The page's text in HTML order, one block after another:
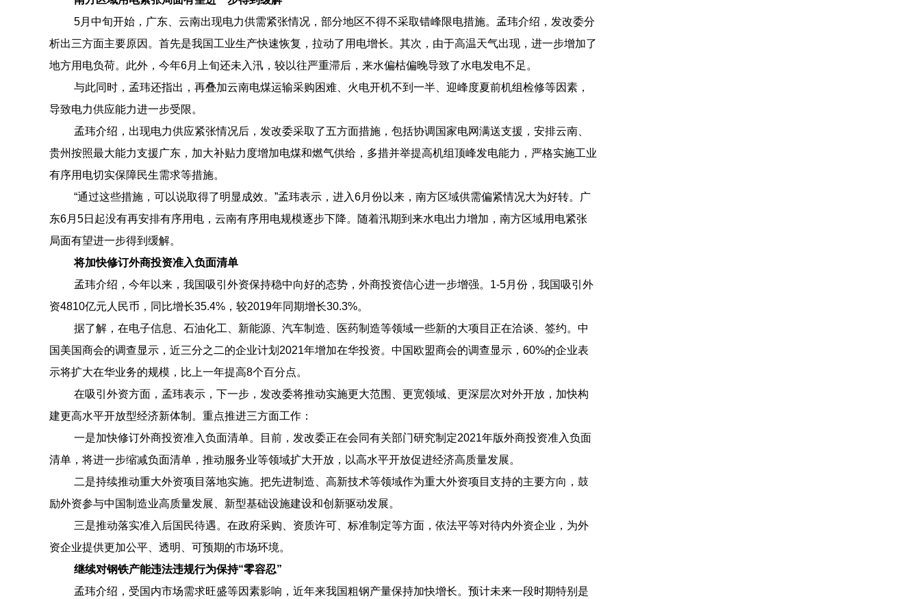
5月中旬开始，广东、云南出现电力供需紧张情况，部分地区不得不采取错峰限电措施。孟玮介绍，发改委分
析出三方面主要原因。首先是我国工业生产快速恢复，拉动了用电增长。其次，由于高温天气出现，进一步增加了
地方用电负荷。此外，今年6月上旬还未入汛，较以往严重滞后，来水偏枯偏晚导致了水电发电不足。
与此同时，孟玮还指出，再叠加云南电煤运输采购困难、火电开机不到一半、迎峰度夏前机组检修等因素，
导致电力供应能力进一步受限。
孟玮介绍，出现电力供应紧张情况后，发改委采取了五方面措施，包括协调国家电网满送支援，安排云南、
贵州按照最大能力支援广东，加大补贴力度增加电煤和燃气供给，多措并举提高机组顶峰发电能力，严格实施工业
有序用电切实保障民生需求等措施。
“通过这些措施，可以说取得了明显成效。”孟玮表示，进入6月份以来，南方区域供需偏紧情况大为好转。广
东6月5日起没有再安排有序用电，云南有序用电规模逐步下降。随着汛期到来水电出力增加，南方区域用电紧张
局面有望进一步得到缓解。
将加快修订外商投资准入负面清单
孟玮介绍，今年以来，我国吸引外资保持稳中向好的态势，外商投资信心进一步增强。1-5月份，我国吸引外
资4810亿元人民币，同比增长35.4%，较2019年同期增长30.3%。
据了解，在电子信息、石油化工、新能源、汽车制造、医药制造等领域一些新的大项目正在洽谈、签约。中
国美国商会的调查显示，近三分之二的企业计划2021年增加在华投资。中国欧盟商会的调查显示，60%的企业表
示将扩大在华业务的规模，比上一年提高8个百分点。
在吸引外资方面，孟玮表示，下一步，发改委将推动实施更大范围、更宽领域、更深层次对外开放，加快构
建更高水平开放型经济新体制。重点推进三方面工作：
一是加快修订外商投资准入负面清单。目前，发改委正在会同有关部门研究制定2021年版外商投资准入负面
清单，将进一步缩减负面清单，推动服务业等领域扩大开放，以高水平开放促进经济高质量发展。
二是持续推动重大外资项目落地实施。把先进制造、高新技术等领域作为重大外资项目支持的主要方向，鼓
励外资参与中国制造业高质量发展、新型基础设施建设和创新驱动发展。
三是推动落实准入后国民待遇。在政府采购、资质许可、标准制定等方面，依法平等对待内外资企业，为外
资企业提供更加公平、透明、可预期的市场环境。
继续对钢铁产能违法违规行为保持“零容忍”
孟玮介绍，受国内市场需求旺盛等因素影响，近年来我国粗钢产量保持加快增长。预计未来一段时期特别是